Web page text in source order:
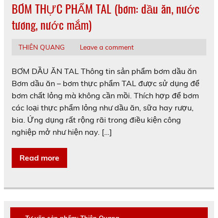
BƠM THỰC PHẨM TAL (bơm: dầu ăn, nước
tương, nước mắm)
THIÊN QUANG Leave a comment
BƠM DẦU ĂN TAL Thông tin sản phẩm bơm dầu ăn
Bơm dầu ăn – bơm thực phẩm TAL được sử dụng để
bơm chất lỏng mà không cần mồi. Thích hợp để bơm
các loại thực phẩm lỏng như dầu ăn, sữa hay rượu,
bia. Ứng dụng rất rộng rãi trong điều kiện công
nghiệp mở như hiện nay. […]
Read more